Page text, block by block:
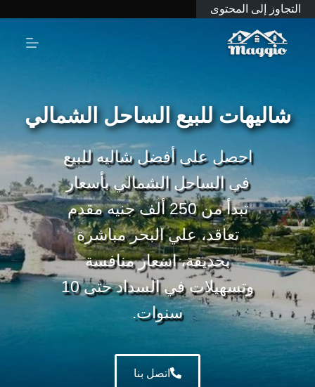
التجاوز إلى المحتوى
شاليهات للبيع الساحل الشمالي
احصل على أفضل شاليه للبيع
في الساحل الشمالي بأسعار
تبدأ من 250 ألف جنيه مقدم
تعاقد، علي البحر مباشرة
بحديقة، اسعار منافسة
وتسهيلات في السداد حتى 10
سنوات.
اتصل بنا